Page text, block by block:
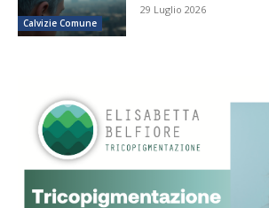
Calvizie Comune
29 Luglio 2026